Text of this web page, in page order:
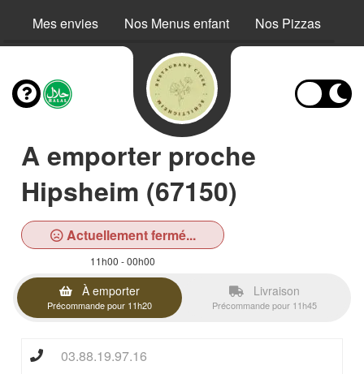
Mes envies Nos Menus enfant Nos Pizzas
A emporter proche
Hipsheim (67150)
Actuellement fermé...
11h00 - 00h00
À emporter
Précommande pour 11h20
Livraison
Précommande pour 11h45
03.88.19.97.16